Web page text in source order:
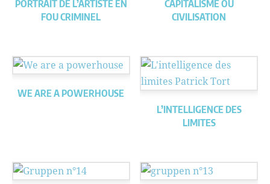
PORTRAIT DE L’ARTISTE EN
FOU CRIMINEL
CAPITALISME OU
CIVILISATION
WE ARE A POWERHOUSE
L’INTELLIGENCE DES
LIMITES